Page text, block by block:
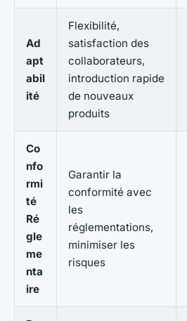
Ad
apt
abil
ité
Flexibilité,
satisfaction des
collaborateurs,
introduction rapide
de nouveaux
produits
Co
nfo
rmi
té
Ré
gle
me
nta
ire
Garantir la
conformité avec
les
réglementations,
minimiser les
risques